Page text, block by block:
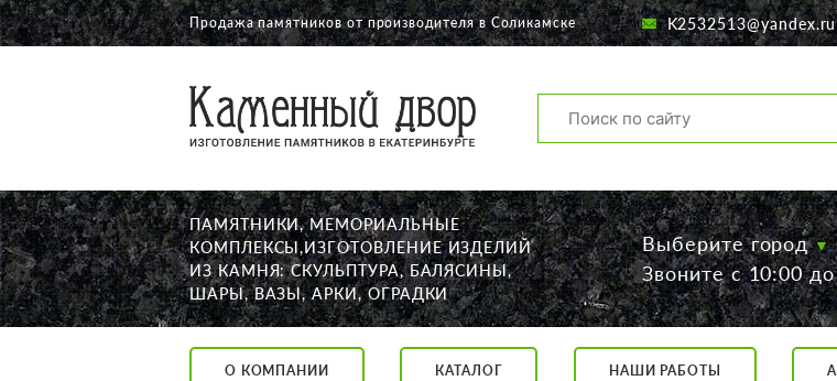
О КОМПАНИИ
КАТАЛОГ
НАШИ РАБОТЫ
АКЦИИ
ДОСТАВКА
КОНТАКТЫ
K2532513@yandex.ru
Продажа памятников от производителя в Соликамске K2532513@yandex.ru
ПАМЯТНИКИ, МЕМОРИАЛЬНЫЕ
КОМПЛЕКСЫ,ИЗГОТОВЛЕНИЕ ИЗДЕЛИЙ
ИЗ КАМНЯ: СКУЛЬПТУРА, БАЛЯСИНЫ,
ШАРЫ, ВАЗЫ, АРКИ, ОГРАДКИ
Выберите город
Звоните с 10:00
О КОМПАНИИ КАТАЛОГ НАШИ РАБОТЫ